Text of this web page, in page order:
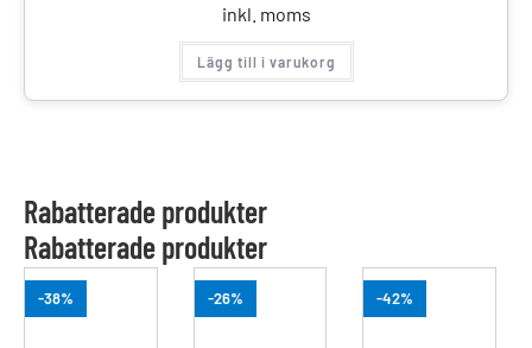
inkl. moms
Lägg till i varukorg
Rabatterade produkter
Rabatterade produkter
-38% -26% -42%